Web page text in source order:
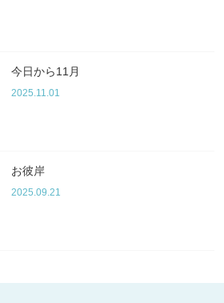
今日から11月
2025.11.01
お彼岸
2025.09.21